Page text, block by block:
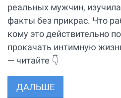
реальных мужчин,
факты без прикрас. Что
кому это действительно
прокачать интимную
— читайте 👇
ДАЛЬШЕ